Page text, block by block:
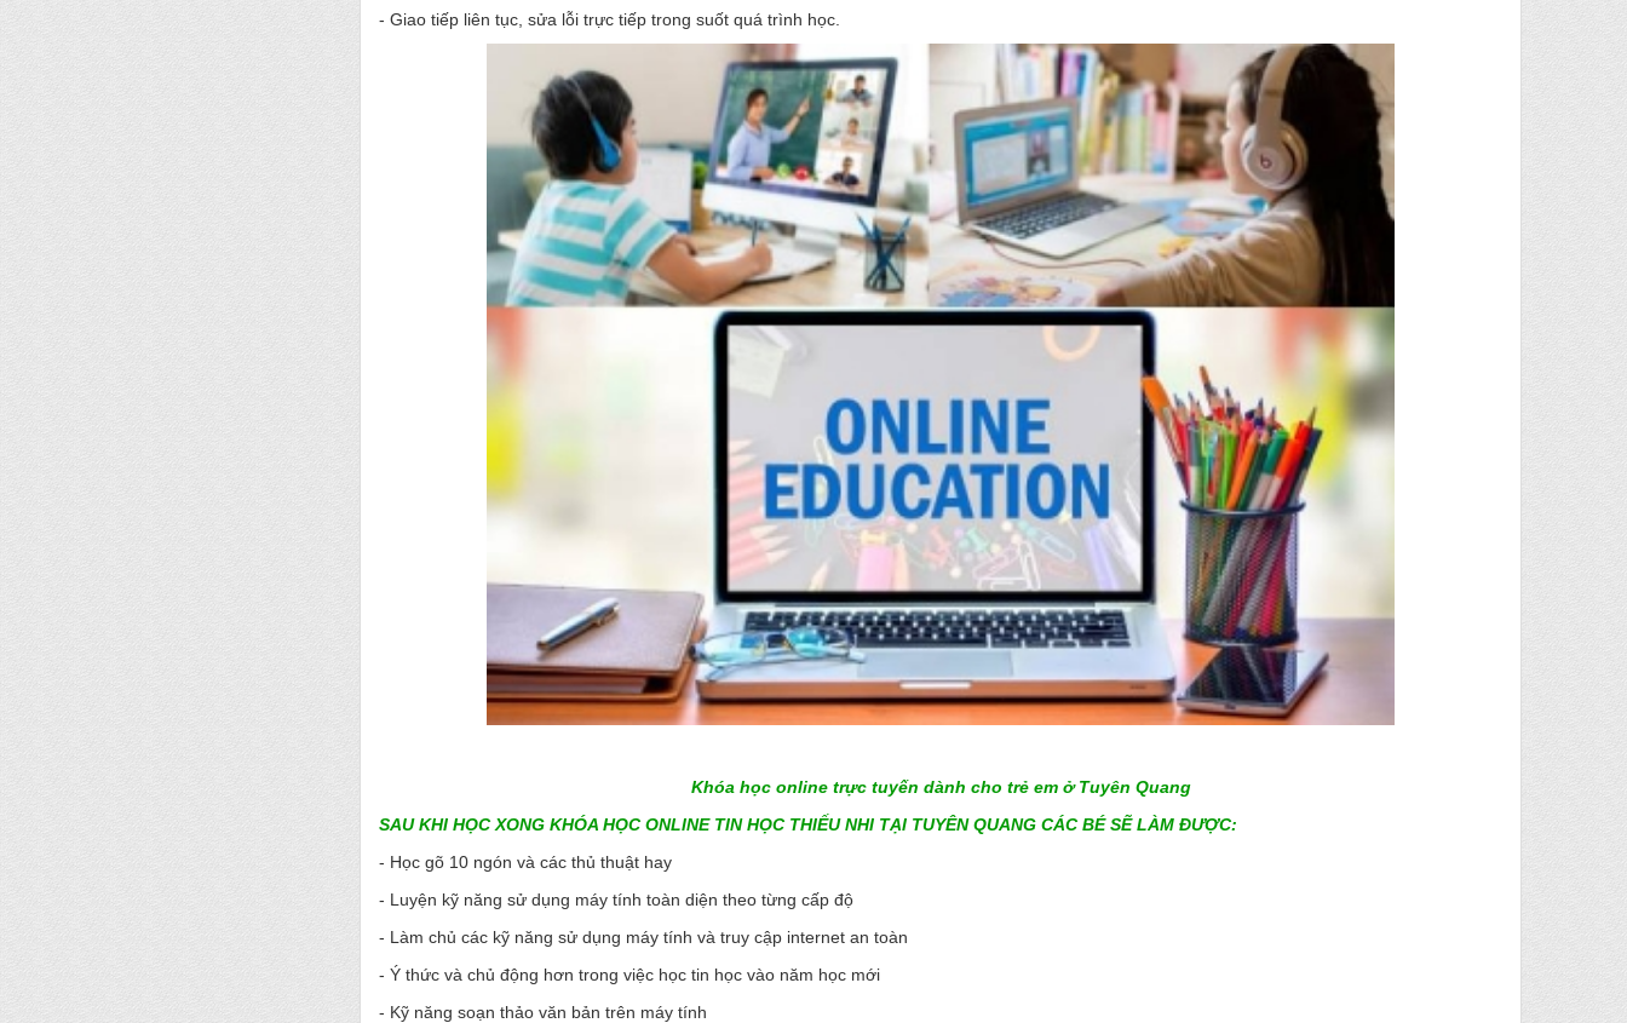
- Giao tiếp liên tục, sửa lỗi trực tiếp trong suốt quá trình học.
Khóa học online trực tuyến dành cho trẻ em ở Tuyên Quang
SAU KHI HỌC XONG KHÓA HỌC ONLINE TIN HỌC THIẾU NHI TẠI TUYÊN QUANG CÁC BÉ SẼ LÀM ĐƯỢC:
- Học gõ 10 ngón và các thủ thuật hay
- Luyện kỹ năng sử dụng máy tính toàn diện theo từng cấp độ
- Làm chủ các kỹ năng sử dụng máy tính và truy cập internet an toàn
- Ý thức và chủ động hơn trong việc học tin học vào năm học mới
- Kỹ năng soạn thảo văn bản trên máy tính